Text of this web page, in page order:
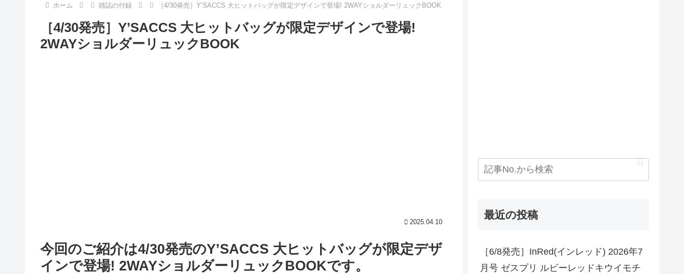
ホーム 雑誌の付録 ［4/30発売］Y’SACCS 大ヒットバッグが限定デザインで登場! 2WAYショルダーリュックBOOK
［4/30発売］Y’SACCS 大ヒットバッグが限定デザインで登場!
2WAYショルダーリュックBOOK
2025.04.10
今回のご紹介は4/30発売のY’SACCS 大ヒットバッグが限定デザ
インで登場! 2WAYショルダーリュックBOOKです。
最近の投稿
［6/8発売］InRed(インレッド) 2026年7
月号 ゼスプリ ルビーレッドキウイモチ